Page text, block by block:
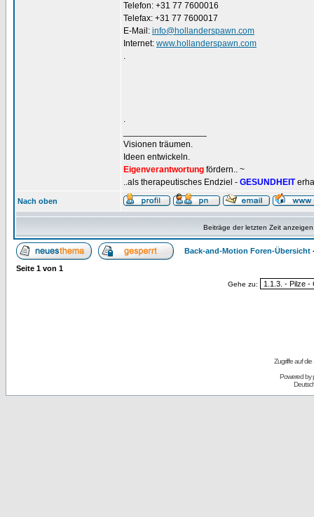
Telefon: +31 77 7600016
Telefax: +31 77 7600017
E-Mail: info@hollanderspawn.com
Internet: www.hollanderspawn.com
.
.
Visionen träumen.
Ideen entwickeln.
Eigenverantwortung fördern.. ~
..als therapeutisches Endziel - GESUNDHEIT
Nach oben
Beiträge der letzten Zeit
Back-and-Motion Foren-Übersicht
Seite 1 von 1
Gehe zu:
Zugriffe auf
Powered by